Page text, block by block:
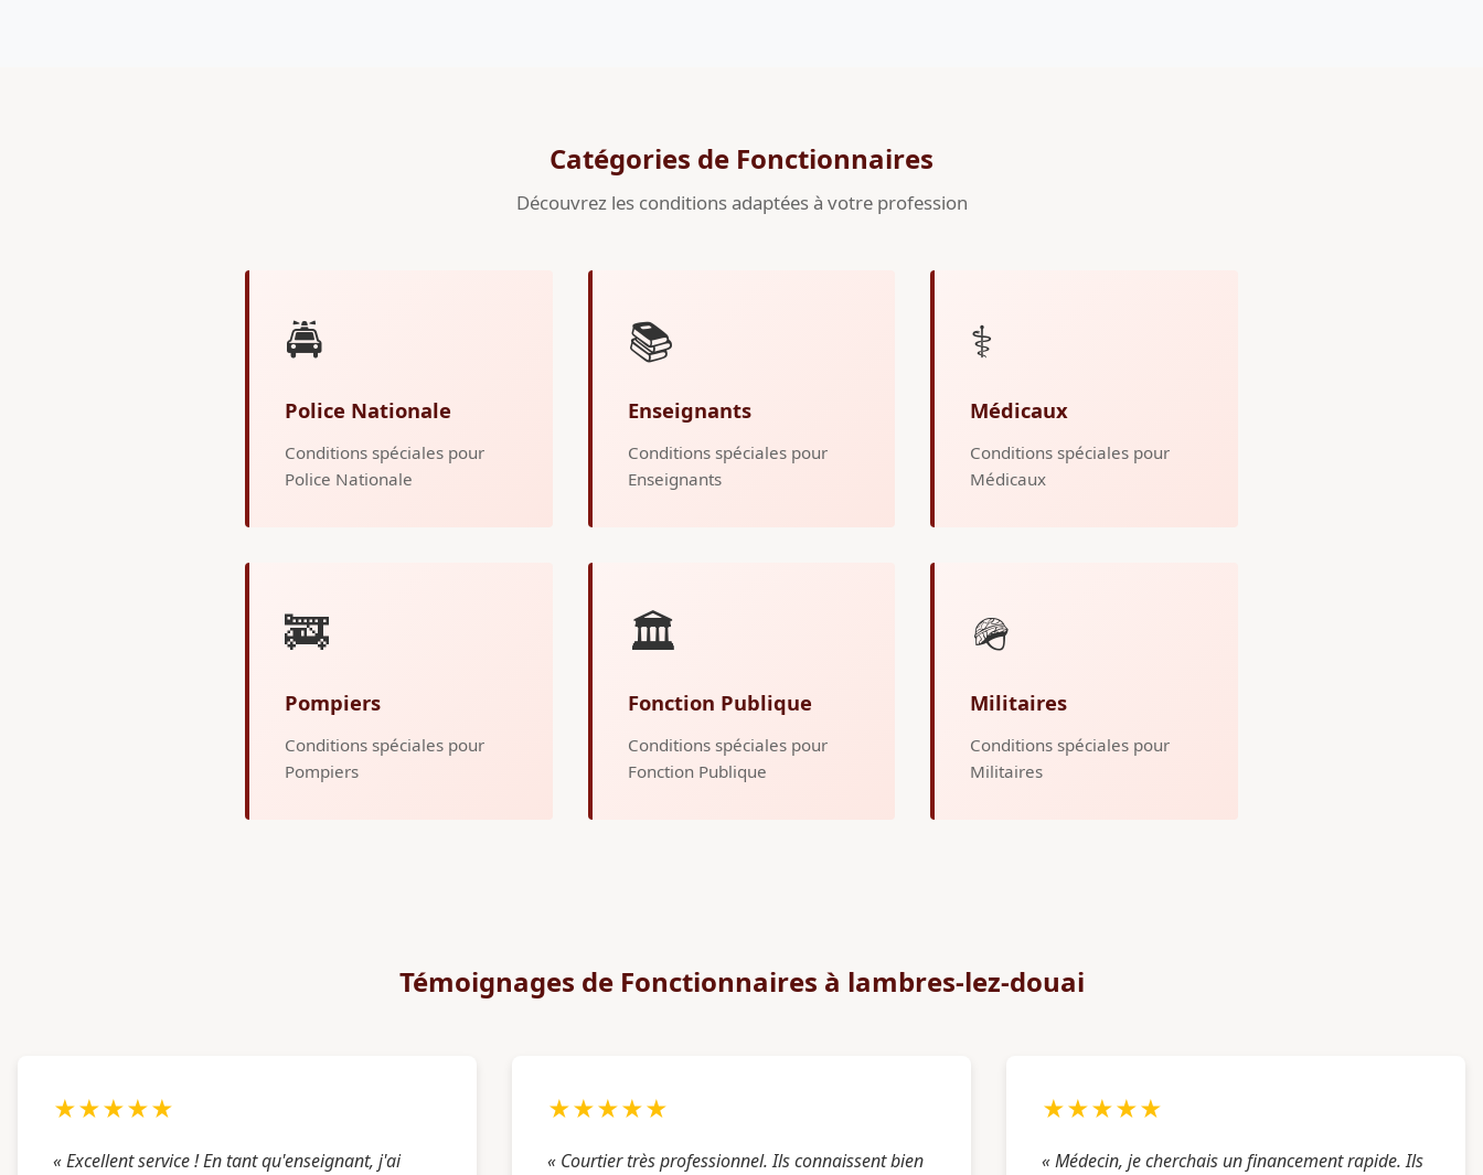
Catégories de Fonctionnaires
Découvrez les conditions adaptées à votre profession
🚔
Police Nationale
Conditions spéciales pour
Police Nationale
📚
Enseignants
Conditions spéciales pour
Enseignants
⚕️
Médicaux
Conditions spéciales pour
Médicaux
🚒
Pompiers
Conditions spéciales pour
Pompiers
🏛️
Fonction Publique
Conditions spéciales pour
Fonction Publique
🪖
Militaires
Conditions spéciales pour
Militaires
Témoignages de Fonctionnaires à lambres-lez-douai
★★★★★
« Excellent service ! En tant qu'enseignant, j'ai
★★★★★
« Courtier très professionnel. Ils connaissent bien
★★★★★
« Médecin, je cherchais un financement rapide. Ils